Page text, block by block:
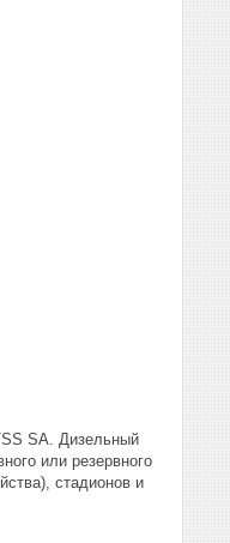
SA. Дизельный
или резервного
стадионов и